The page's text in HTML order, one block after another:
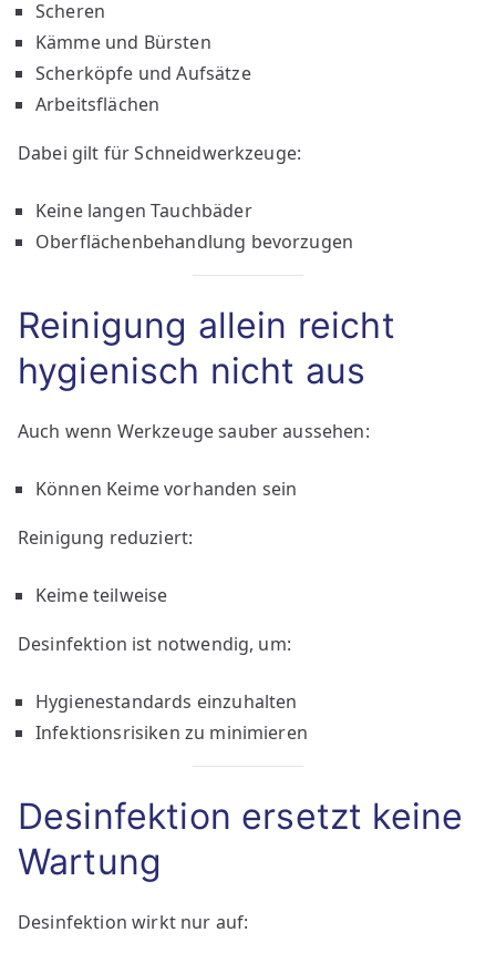
Scheren
Kämme und Bürsten
Scherköpfe und Aufsätze
Arbeitsflächen
Dabei gilt für Schneidwerkzeuge:
Keine langen Tauchbäder
Oberflächenbehandlung bevorzugen
Reinigung allein reicht
hygienisch nicht aus
Auch wenn Werkzeuge sauber aussehen:
Können Keime vorhanden sein
Reinigung reduziert:
Keime teilweise
Desinfektion ist notwendig, um:
Hygienestandards einzuhalten
Infektionsrisiken zu minimieren
Desinfektion ersetzt keine
Wartung
Desinfektion wirkt nur auf: